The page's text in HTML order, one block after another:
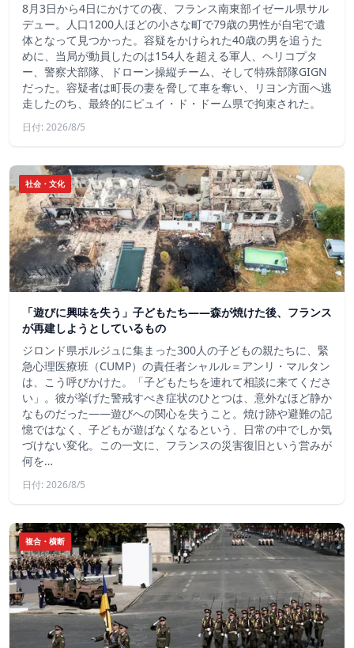
8月3日から4日にかけての夜、フランス南東部イゼール県サル
デュー。人口1200人ほどの小さな町で79歳の男性が自宅で遺
体となって見つかった。容疑をかけられた40歳の男を追うた
めに、当局が動員したのは154人を超える軍人、ヘリコプタ
ー、警察犬部隊、ドローン操縦チーム、そして特殊部隊GIGN
だった。容疑者は町長の妻を脅して車を奪い、リヨン方面へ逃
走したのち、最終的にピュイ・ド・ドーム県で拘束された。
日付: 2026/8/5
社会・文化
「遊びに興味を失う」子どもたち——森が焼けた後、フランス
が再建しようとしているもの
ジロンド県ポルジュに集まった300人の子どもの親たちに、緊
急心理医療班（CUMP）の責任者シャルル＝アンリ・マルタン
は、こう呼びかけた。「子どもたちを連れて相談に来てくださ
い」。彼が挙げた警戒すべき症状のひとつは、意外なほど静か
なものだった――遊びへの関心を失うこと。焼け跡や避難の記
憶ではなく、子どもが遊ばなくなるという、日常の中でしか気
づけない変化。この一文に、フランスの災害復旧という営みが
何を…
日付: 2026/8/5
複合・横断